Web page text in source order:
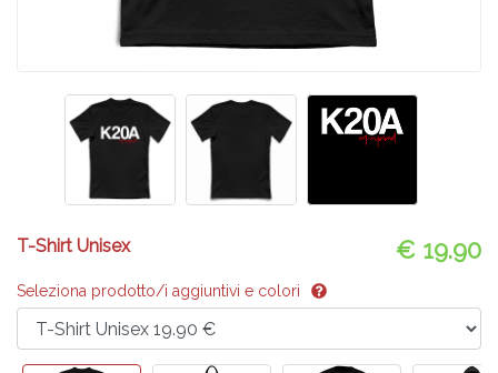
T-Shirt Unisex € 19.90
Seleziona prodotto/i aggiuntivi e colori